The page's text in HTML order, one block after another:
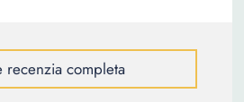
recenzia completa